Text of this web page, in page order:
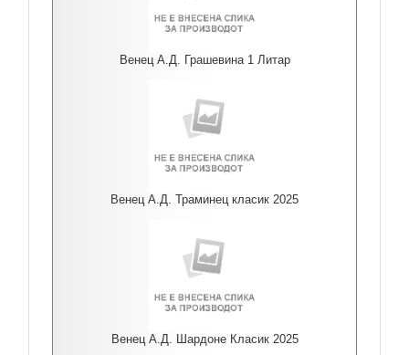
Венец А.Д. Грашевина 1 Литар
Венец А.Д. Траминец класик 2025
Венец А.Д. Шардоне Класик 2025